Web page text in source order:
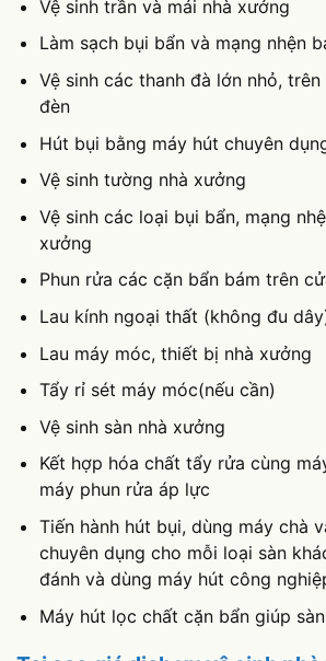
Vệ sinh trần và mái nhà xưởng
Làm sạch bụi bẩn và mạng nhện
Vệ sinh các thanh đà lớn nhỏ,
đèn
Hút bụi bằng máy hút chuyên
Vệ sinh tường nhà xưởng
Vệ sinh các loại bụi bẩn, mạng
xưởng
Phun rửa các cặn bẩn bám trên
Lau kính ngoại thất (không đu
Lau máy móc, thiết bị nhà xưởng
Tẩy rỉ sét máy móc(nếu cần)
Vệ sinh sàn nhà xưởng
Kết hợp hóa chất tẩy rửa cùng
máy phun rửa áp lực
Tiến hành hút bụi, dùng máy chà
chuyên dụng cho mỗi loại sàn
đánh và dùng máy hút công
Máy hút lọc chất cặn bẩn giúp